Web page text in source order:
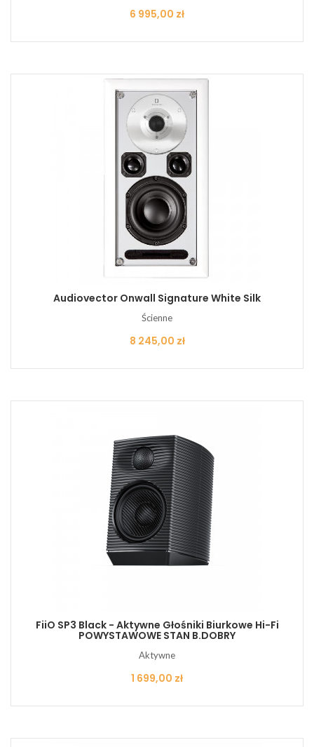
Cena
6 995,00 zł
Audiovector Onwall Signature White Silk
Ścienne
Cena
8 245,00 zł
FiiO SP3 Black - Aktywne Głośniki Biurkowe Hi-Fi
POWYSTAWOWE STAN B.DOBRY
Aktywne
Cena
1 699,00 zł